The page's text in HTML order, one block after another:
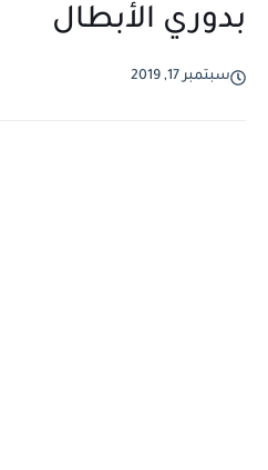
بدوري الأبطال
سبتمبر 17, 2019